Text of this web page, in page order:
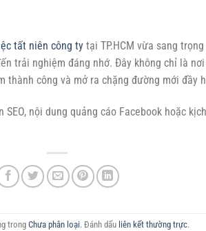
tất niên công ty tại TP.HCM vừa sang
trải nghiệm đáng nhớ. Đây không chỉ là
thành công và mở ra chặng đường mới đầy
nội dung quảng cáo Facebook hoặc
trong Chưa phân loại. Đánh dấu liên kết thường trực.